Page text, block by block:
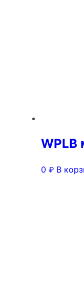
WPLB
0 ₽ В